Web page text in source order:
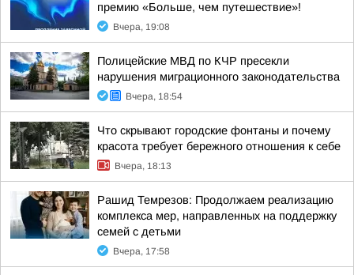
премию «Больше, чем путешествие»!
Вчера, 19:08
Полицейские МВД по КЧР пресекли
нарушения миграционного законодательства
Вчера, 18:54
Что скрывают городские фонтаны и почему
красота требует бережного отношения к себе
Вчера, 18:13
Рашид Темрезов: Продолжаем реализацию
комплекса мер, направленных на поддержку
семей с детьми
Вчера, 17:58